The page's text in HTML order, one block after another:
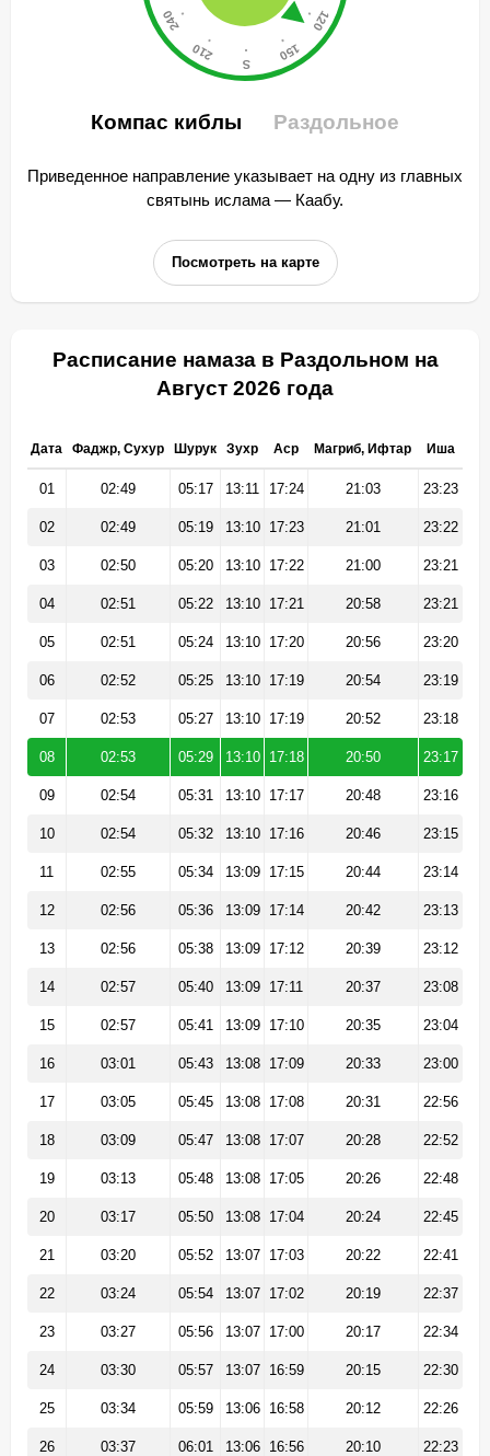
Компас киблы Раздольное
Приведенное направление указывает на одну из главных
святынь ислама — Каабу.
Посмотреть на карте
Расписание намаза в Раздольном на
Август 2026 года
Дата Фаджр, Сухур Шурук Зухр Аср Магриб, Ифтар Иша
01 02:49 05:17 13:11 17:24 21:03 23:23
02 02:49 05:19 13:10 17:23 21:01 23:22
03 02:50 05:20 13:10 17:22 21:00 23:21
04 02:51 05:22 13:10 17:21 20:58 23:21
05 02:51 05:24 13:10 17:20 20:56 23:20
06 02:52 05:25 13:10 17:19 20:54 23:19
07 02:53 05:27 13:10 17:19 20:52 23:18
08 02:53 05:29 13:10 17:18 20:50 23:17
09 02:54 05:31 13:10 17:17 20:48 23:16
10 02:54 05:32 13:10 17:16 20:46 23:15
11 02:55 05:34 13:09 17:15 20:44 23:14
12 02:56 05:36 13:09 17:14 20:42 23:13
13 02:56 05:38 13:09 17:12 20:39 23:12
14 02:57 05:40 13:09 17:11 20:37 23:08
15 02:57 05:41 13:09 17:10 20:35 23:04
16 03:01 05:43 13:08 17:09 20:33 23:00
17 03:05 05:45 13:08 17:08 20:31 22:56
18 03:09 05:47 13:08 17:07 20:28 22:52
19 03:13 05:48 13:08 17:05 20:26 22:48
20 03:17 05:50 13:08 17:04 20:24 22:45
21 03:20 05:52 13:07 17:03 20:22 22:41
22 03:24 05:54 13:07 17:02 20:19 22:37
23 03:27 05:56 13:07 17:00 20:17 22:34
24 03:30 05:57 13:07 16:59 20:15 22:30
25 03:34 05:59 13:06 16:58 20:12 22:26
26 03:37 06:01 13:06 16:56 20:10 22:23